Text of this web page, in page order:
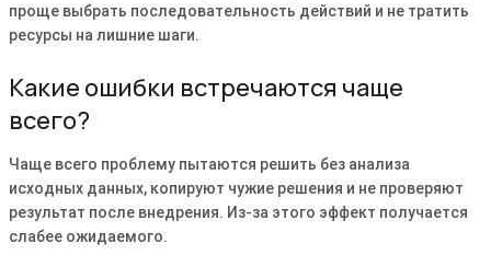
проще выбрать последовательность действий и не тратить
ресурсы на лишние шаги.
Какие ошибки встречаются чаще
всего?
Чаще всего проблему пытаются решить без анализа
исходных данных, копируют чужие решения и не проверяют
результат после внедрения. Из-за этого эффект получается
слабее ожидаемого.